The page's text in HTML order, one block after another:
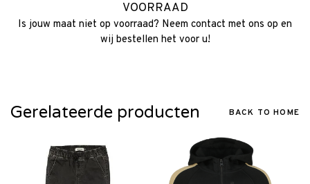
VOORRAAD
Is jouw maat niet op voorraad? Neem contact met ons op en
wij bestellen het voor u!
Gerelateerde producten BACK TO HOME